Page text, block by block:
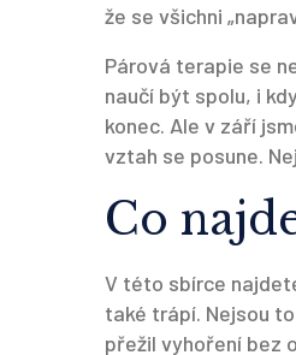
že se všichni
Párová terapie se
naučí být spolu, i
konec. Ale v září
vztah se posune.
Co
V této sbírce
také trápí. Nejsou
přežil vyhoření bez